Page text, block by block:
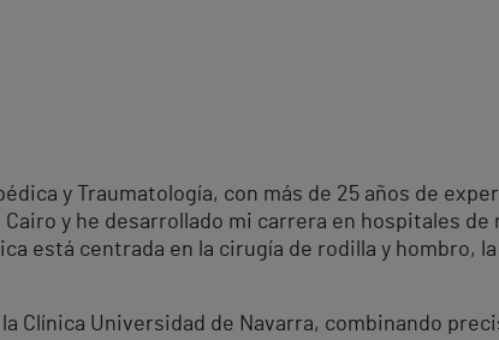
y Traumatología, con más de 25 años de
Cairo y he desarrollado mi carrera en hospitales
está centrada en la cirugía de rodilla y hombro,
Clínica Universidad de Navarra, combinando